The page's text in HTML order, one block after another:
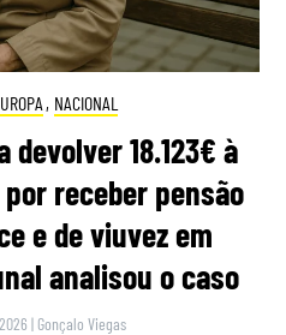
, NACIONAL
devolver 18.123€ à
receber pensão
e de viuvez em
analisou o caso
| Gonçalo Viegas